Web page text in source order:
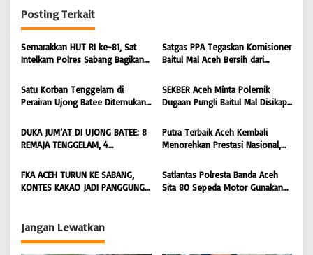
g
a
s
p
o
s
Posting Terkait
Semarakkan HUT RI ke-81, Sat
Intelkam Polres Sabang Bagikan
Masyarakat |
BONGKAR’Perkara.com
Satgas PPA Tegaskan Komisioner
Baitul Mal Aceh Bersih dari
Masyarakat Diminta Hentikan
Penyebaran Hoaks | BONGKAR
‘Perkara.com
Satu Korban Tenggelam di
Perairan Ujong Batee Ditemukan,
Pencarian Satu Korban Lain |
BONGKAR ‘Perkara.com
SEKBER Aceh Minta Polemik
Dugaan Pungli Baitul Mal Disikapi
Hukum terhadap Oknum |
BONGKAR ‘Perkara.com
DUKA JUM’AT DI UJONG BATEE: 8
REMAJA TENGGELAM, 4
DICARI | BONGKAR ‘Perkara.com
Putra Terbaik Aceh Kembali
Menorehkan Prestasi Nasional,
Dipromosikan Menjadi
Koordinator JAM Pidum
Kejaksaan Agung RI |
FKA ACEH TURUN KE SABANG,
KONTES KAKAO JADI PANGGUNG
Satlantas Polresta Banda Aceh
Sita 80 Sepeda Motor Gunakan
Jangan Lewatkan